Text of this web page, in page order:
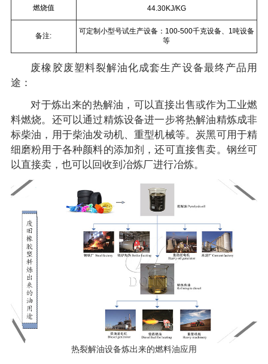
燃烧值 44.30KJ/KG
备注:
可定制小型号试生产设备：100-500千克设备、1吨设备
等
废橡胶废塑料裂解油化成套生产设备最终产品用
途：
对于炼出来的热解油，可以直接出售或作为工业燃
料燃烧。还可以通过精炼设备进一步将热解油精炼成非
标柴油，用于柴油发动机、重型机械等。炭黑可用于精
细磨粉用于各种颜料的添加剂，还可直接售卖。钢丝可
以直接卖，也可以回收到冶炼厂进行冶炼。
热裂解油设备炼出来的燃料油应用